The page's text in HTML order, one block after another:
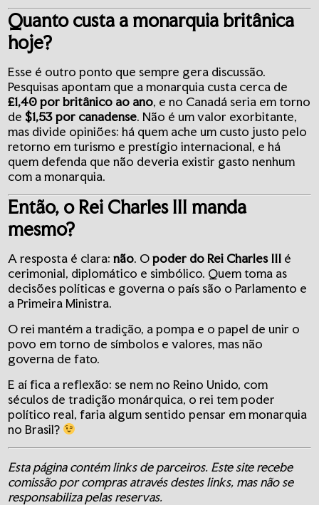
Quanto custa a monarquia britânica
hoje?
Esse é outro ponto que sempre gera discussão.
Pesquisas apontam que a monarquia custa cerca de
£1,40 por britânico ao ano, e no Canadá seria em torno
de$1,53 por canadense. Não é um valor exorbitante,
mas divide opiniões: há quem ache um custo justo pelo
retorno em turismo e prestígio internacional, e há
quem defenda que não deveria existir gasto nenhum
com a monarquia.
Então, o Rei Charles III manda
mesmo?
A resposta é clara:não. Opoder do Rei Charles III é
cerimonial, diplomático e simbólico. Quem toma as
decisões políticas e governa o país são o Parlamento e
a Primeira Ministra.
O rei mantém a tradição, a pompa e o papel de unir o
povo em torno de símbolos e valores, mas não
governa de fato.
E aí fica a reflexão: se nem no Reino Unido, com
séculos de tradição monárquica, o rei tem poder
político real, faria algum sentido pensar em monarquia
no Brasil?
Esta página contém links de parceiros. Este site recebe
comissão por compras através destes links, mas não se
responsabiliza pelas reservas.